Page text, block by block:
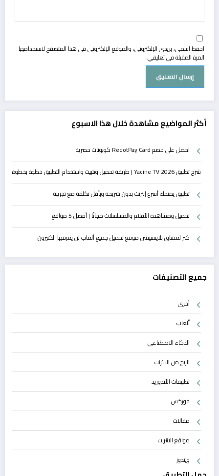
احفظ اسمي، بريدي الإلكتروني، والموقع الإلكتروني في هذا المتصفح لاستخدامها
المرة المقبلة في تعليقي.
أكثر المواضيع مشاهدة خلال هذا الاسبوع
احصل على خصم RedotPay Card كوبونات حصرية
شرح تطبيق Yacine TV 2026 | طريقة تحميل وتثبيت واستخدام التطبيق خطوة بخطوة
تطبيق يمنحك أسرع إنترنت بدون شريحة وبأقل تكلفة مع تجريبة
تحميل ومشاهدة الأفلام والمسلسلات مجانًا | أفضل 5 مواقع
كنز لعشاق بلايستيشن موقع تحميل جميع ألعاب لن يعرفها الكثيرون
جميع التصنيفات
أخرى
ألعاب
الذكاء الاصطناعي
الربح من الانترنت
تطبيقات الأندوريد
فوركس
مقالات
مواقع الانترنت
ويندوز